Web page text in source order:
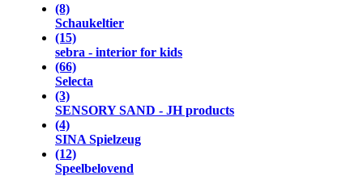
(8)
Schaukeltier
(15)
sebra - interior for kids
(66)
Selecta
(3)
SENSORY SAND - JH products
(4)
SINA Spielzeug
(12)
Speelbelovend